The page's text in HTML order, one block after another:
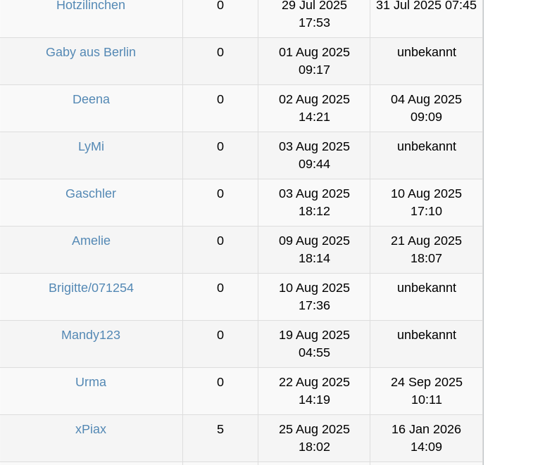
Hotzilinchen 0
29 Jul 2025
17:53
31 Jul 2025 07:45
Gaby aus Berlin 0
01 Aug 2025
09:17
unbekannt
Deena 0
02 Aug 2025
14:21
04 Aug 2025
09:09
LyMi 0
03 Aug 2025
09:44
unbekannt
Gaschler 0
03 Aug 2025
18:12
10 Aug 2025
17:10
Amelie 0
09 Aug 2025
18:14
21 Aug 2025
18:07
Brigitte/071254 0
10 Aug 2025
17:36
unbekannt
Mandy123 0
19 Aug 2025
04:55
unbekannt
Urma 0
22 Aug 2025
14:19
24 Sep 2025
10:11
xPiax 5
25 Aug 2025
18:02
16 Jan 2026
14:09